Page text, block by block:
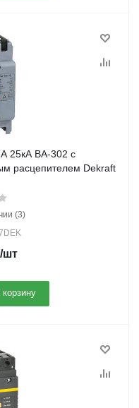
25кА ВА-302 с
расцепителем Dekraft
(3)
/шт
корзину